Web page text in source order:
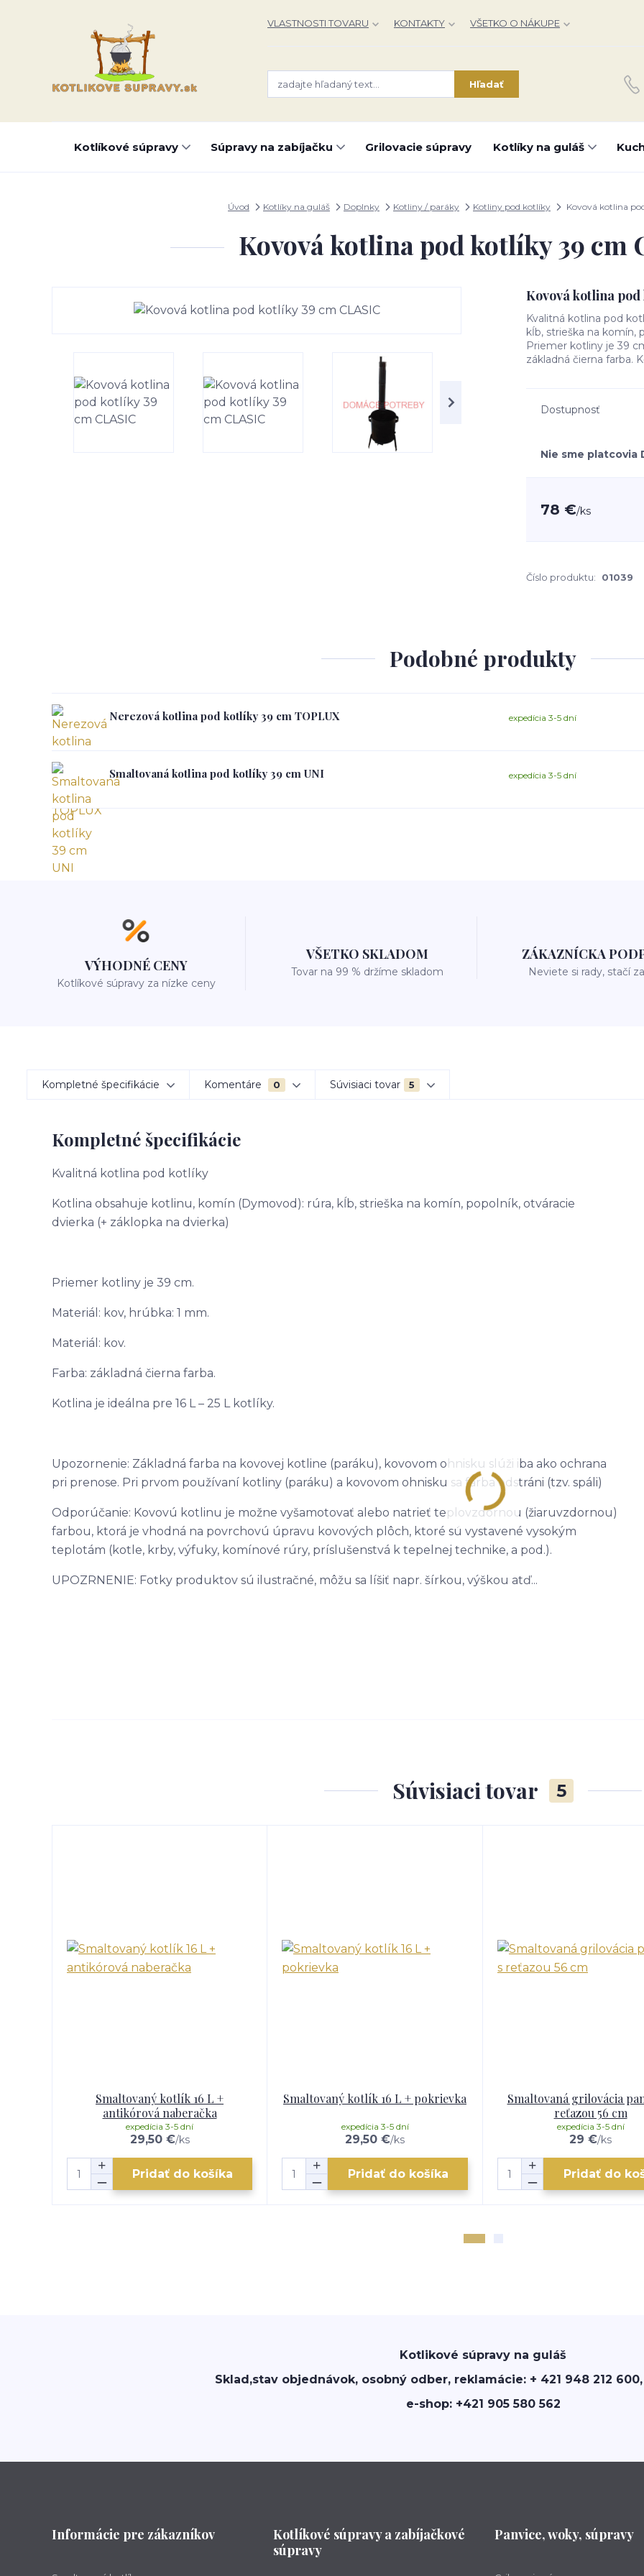
VLASTNOSTI TOVARU KONTAKTY VŠETKO O NÁKUPE
Hľadať
Kotlíkové súpravy Súpravy na zabíjačku Grilovacie súpravy Kotlíky na guláš
Úvod Kotlíky na guláš Doplnky Kotliny / paráky Kotliny pod kotlíky Kovová kotlina
Kovová kotlina pod kotlíky 39 cm
Kovová kotlina
Kvalitná kotlina pod
kĺb, strieška na komín,
Priemer kotliny je 39
základná čierna farba.
Dostupnosť
Nie sme platcovia
78 €/ks
Číslo produktu: 01039
Podobné produkty
Nerezová kotlina pod kotlíky 39 cm TOPLUX expedícia 3-5 dní
Smaltovaná kotlina pod kotlíky 39 cm UNI expedícia 3-5 dní
VÝHODNÉ CENY
Kotlíkové súpravy za nízke ceny
VŠETKO SKLADOM
Tovar na 99 % držíme skladom
ZÁKAZNÍCKA
Neviete si rady, stačí
Kompletné špecifikácie Komentáre 0 Súvisiaci tovar 5
Kompletné špecifikácie
Kvalitná kotlina pod kotlíky
Kotlina obsahuje kotlinu, komín (Dymovod): rúra, kĺb, strieška na komín, popolník, otváracie
dvierka (+ záklopka na dvierka)
Priemer kotliny je 39 cm.
Materiál: kov, hrúbka: 1 mm.
Materiál: kov.
Farba: základná čierna farba.
Kotlina je ideálna pre 16 L – 25 L kotlíky.
Upozornenie: Základná farba na kovovej kotline (paráku), kovovom ohnisku slúži iba ako ochrana
pri prenose. Pri prvom používaní kotliny (paráku) a kovovom ohnisku sa farba odstráni (tzv. spáli)
Odporúčanie: Kovovú kotlinu je možne vyšamotovať alebo natrieť teplovzdornou (žiaruvzdornou)
farbou, ktorá je vhodná na povrchovú úpravu kovových plôch, ktoré sú vystavené vysokým
teplotám (kotle, krby, výfuky, komínové rúry, príslušenstvá k tepelnej technike, a pod.).
UPOZRNENIE: Fotky produktov sú ilustračné, môžu sa líšiť napr. šírkou, výškou atď...
Súvisiaci tovar 5
Smaltovaný kotlík 16 L +
antikórová naberačka
29,50 €/ks
expedícia 3-5 dní
Pridať do košíka
Smaltovaný kotlík 16 L + pokrievka
29,50 €/ks
expedícia 3-5 dní
Pridať do košíka
Smaltovaná grilovácia
reťazou 56 cm
29 €/ks
expedícia 3-5 dní
Pridať do
Kotlikové súpravy na guláš
Sklad,stav objednávok, osobný odber, reklamácie: + 421 948 212 600,
e-shop: +421 905 580 562
Informácie pre zákazníkov
Kotlíkové súpravy a zabíjačkové
súpravy
Panvice, woky, súpravy